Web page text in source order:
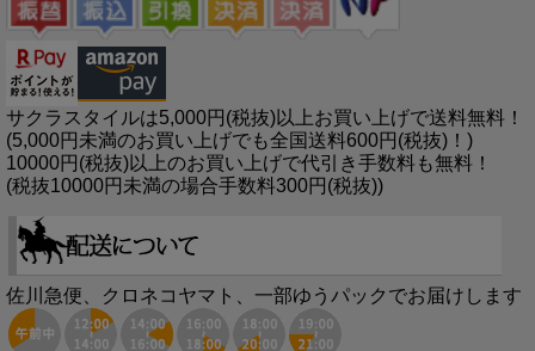
サクラスタイルは5,000円(税抜)以上お買い上げで送料無料！
(5,000円未満のお買い上げでも全国送料600円(税抜)！)
10000円(税抜)以上のお買い上げで代引き手数料も無料！
(税抜10000円未満の場合手数料300円(税抜))
佐川急便、クロネコヤマト、一部ゆうパックでお届けします